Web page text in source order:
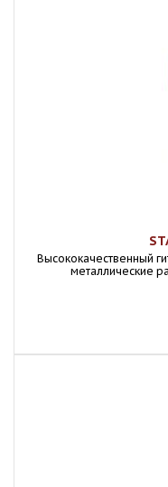
Высококачественный
металлические